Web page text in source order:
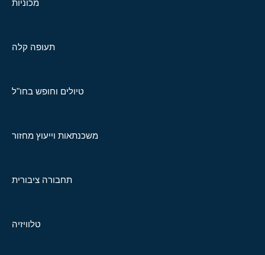
מכוניות
תעופה קלה
טיולים וחופש בחו"ל
משכנתאות וייעוץ מחזור
תחבורה ציבורית
טלוויזיה